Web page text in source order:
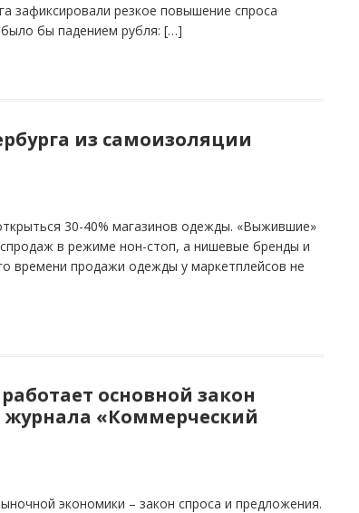
зафиксировали резкое повышение спроса
бы падением рубля: […]
из самоизоляции
30-40% магазинов одежды. «Выжившие»
в режиме нон-стоп, а нишевые бренды и
времени продажи одежды у маркетплейсов не
основной закон
«Коммерческий
экономики – закон спроса и предложения.